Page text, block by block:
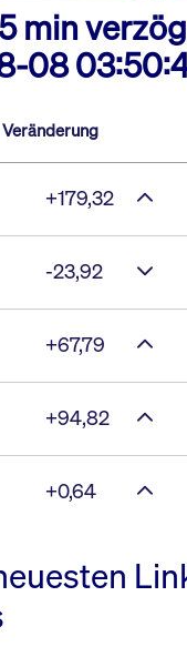
min
08
Veränderung
+179,32
-23,92
+67,79
+94,82
+0,64